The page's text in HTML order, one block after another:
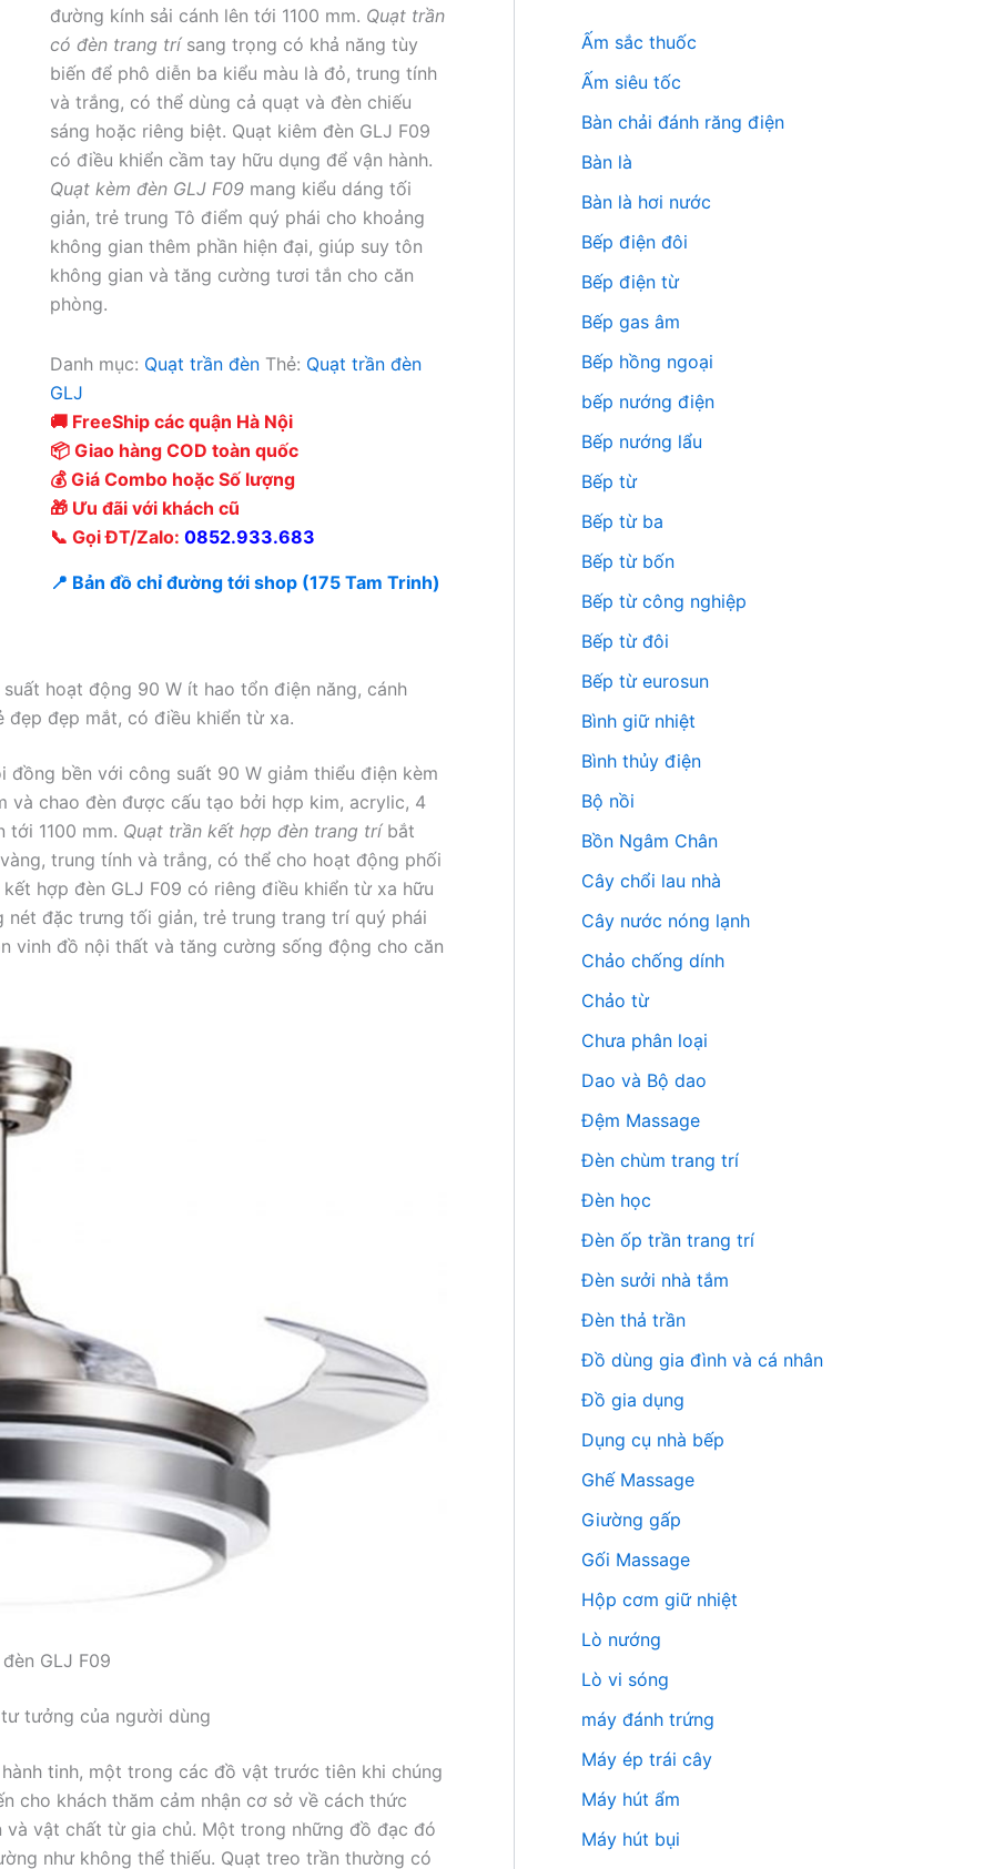
đường kính sải cánh lên tới 1100 mm. Quạt trần
có đèn trang trísang trọng có khả năng tùy
biến để phô diễn ba kiểu màu là đỏ, trung tính
và trắng, có thể dùng cả quạt và đèn chiếu
sáng hoặc riêng biệt. Quạt kiêm đèn GLJ F09
có điều khiển cầm tay hữu dụng để vận hành.
Quạt kèm đèn GLJ F09mang kiểu dáng tối
giản, trẻ trung Tô điểm quý phái cho khoảng
không gian thêm phần hiện đại, giúp suy tôn
không gian và tăng cường tươi tắn cho căn
phòng.
Danh mục: Quạt trần đèn Thẻ: Quạt trần đèn
GLJ
🚚 FreeShip các quận Hà Nội
📦 Giao hàng COD toàn quốc
💰 Giá Combo hoặc Số lượng
🎁 Ưu đãi với khách cũ
📞 Gọi ĐT/Zalo: 0852.933.683
📍 Bản đồ chỉ đường tới shop (175 Tam Trinh)
hoạt động 90 W ít hao tổn điện năng, cánh
đẹp mắt, có điều khiển từ xa.
đồng bền với công suất 90 W giảm thiểu điện kèm
và chao đèn được cấu tạo bởi hợp kim, acrylic, 4
tới 1100 mm. Quạt trần kết hợp đèn trang tríbắt
trung tính và trắng, có thể cho hoạt động phối
hợp đèn GLJ F09 có riêng điều khiển từ xa hữu
nét đặc trưng tối giản, trẻ trung trang trí quý phái
vinh đồ nội thất và tăng cường sống động cho căn
GLJ F09
tưởng của người dùng
tinh, một trong các đồ vật trước tiên khi chúng
cho khách thăm cảm nhận cơ sở về cách thức
và vật chất từ gia chủ. Một trong những đồ đạc đó
như không thể thiếu. Quạt treo trần thường có
m
:Ấm sắc thuốc
Ấm siêu tốc
Bàn chải đánh răng điện
Bàn là
Bàn là hơi nước
Bếp điện đôi
Bếp điện từ
Bếp gas âm
Bếp hồng ngoại
bếp nướng điện
Bếp nướng lẩu
Bếp từ
Bếp từ ba
Bếp từ bốn
Bếp từ công nghiệp
Bếp từ đôi
Bếp từ eurosun
Bình giữ nhiệt
Bình thủy điện
Bộ nồi
Bồn Ngâm Chân
Cây chổi lau nhà
Cây nước nóng lạnh
Chảo chống dính
Chảo từ
Chưa phân loại
Dao và Bộ dao
Đệm Massage
Đèn chùm trang trí
Đèn học
Đèn ốp trần trang trí
Đèn sưởi nhà tắm
Đèn thả trần
Đồ dùng gia đình và cá nhân
Đồ gia dụng
Dụng cụ nhà bếp
Ghế Massage
Giường gấp
Gối Massage
Hộp cơm giữ nhiệt
Lò nướng
Lò vi sóng
máy đánh trứng
Máy ép trái cây
Máy hút ẩm
Máy hút bụi